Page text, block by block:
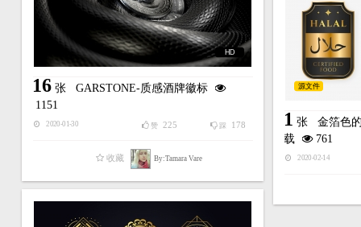
源文件
1 张金箔色
载
761
2020-02-14
HD
16 张GARSTONE-质感酒牌徽标
1151
2020-01-30 踩 178
赞 225
收藏 By:Tamara Vare